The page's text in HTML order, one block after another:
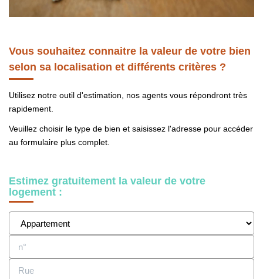
Nous Rejoindre
Vous souhaitez connaitre la valeur de votre bien
selon sa localisation et différents critères ?
Utilisez notre outil d'estimation, nos agents vous répondront très
rapidement.
Veuillez choisir le type de bien et saisissez l'adresse pour accéder
au formulaire plus complet.
Estimez gratuitement la valeur de votre
logement :